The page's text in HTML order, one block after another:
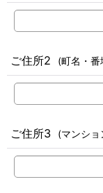
ご住所2 (町名・番
ご住所3 (マンショ